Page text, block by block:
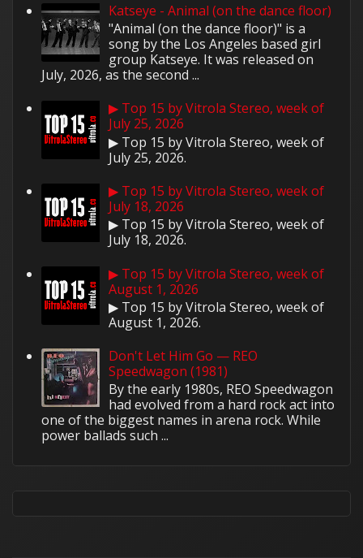
Katseye - Animal (on the dance floor)
"Animal (on the dance floor)" is a
song by the Los Angeles based girl
group Katseye. It was released on
July, 2026, as the second ...
▶ Top 15 by Vitrola Stereo, week of
July 25, 2026
▶ Top 15 by Vitrola Stereo, week of
July 25, 2026.
▶ Top 15 by Vitrola Stereo, week of
July 18, 2026
▶ Top 15 by Vitrola Stereo, week of
July 18, 2026.
▶ Top 15 by Vitrola Stereo, week of
August 1, 2026
▶ Top 15 by Vitrola Stereo, week of
August 1, 2026.
Don't Let Him Go — REO
Speedwagon (1981)
By the early 1980s, REO Speedwagon
had evolved from a hard rock act into
one of the biggest names in arena rock. While
power ballads such ...